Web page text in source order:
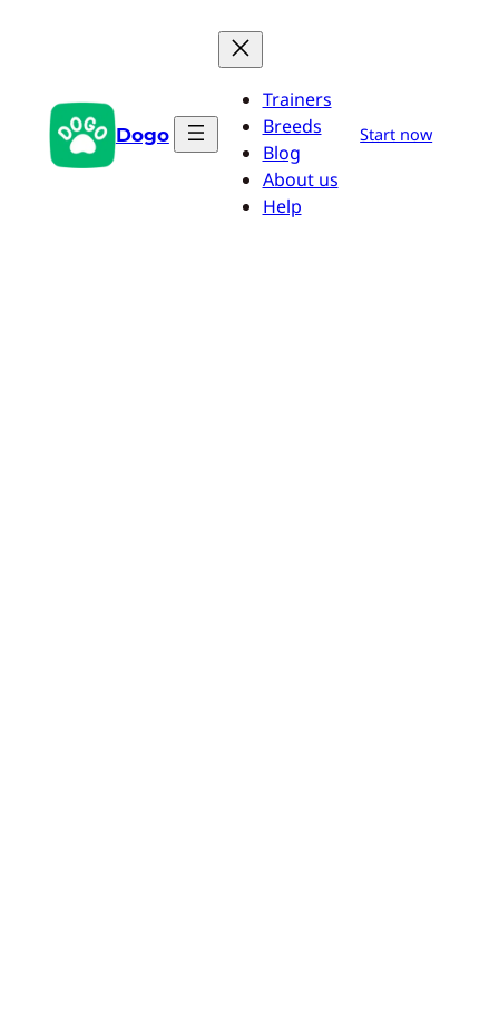
Dogo
Trainers
Breeds
Blog
About us
Help
Start now